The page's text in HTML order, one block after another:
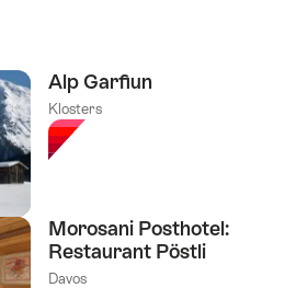
Alp Garfiun
Klosters
Morosani Posthotel:
Restaurant Pöstli
Davos